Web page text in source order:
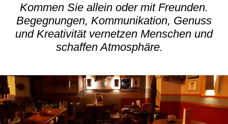
Kommen Sie allein oder mit Freunden.
Begegnungen, Kommunikation, Genuss
und Kreativität vernetzen Menschen und
schaffen Atmosphäre.